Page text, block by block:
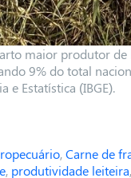
maior produtor
9% do total
e Estatística (IBGE).
,Carne de
, produtividade leiteira,